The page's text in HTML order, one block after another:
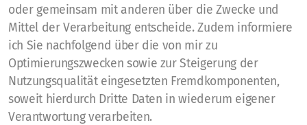
oder gemeinsam mit anderen über die Zwecke und
Mittel der Verarbeitung entscheide. Zudem informiere
ich Sie nachfolgend über die von mir zu
Optimierungszwecken sowie zur Steigerung der
Nutzungsqualität eingesetzten Fremdkomponenten,
soweit hierdurch Dritte Daten in wiederum eigener
Verantwortung verarbeiten.